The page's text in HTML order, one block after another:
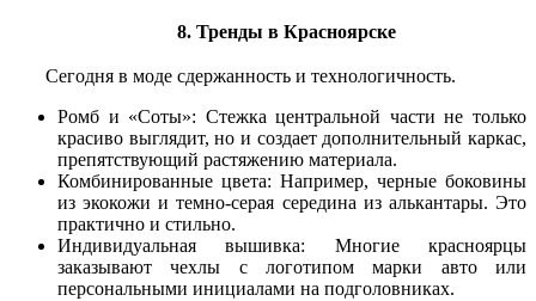
8. Тренды в Красноярске
Сегодня в моде сдержанность и технологичность.
Ромб и «Соты»: Стежка центральной части не только
красиво выглядит, но и создает дополнительный каркас,
препятствующий растяжению материала.
Комбинированные цвета: Например, черные боковины
из экокожи и темно-серая середина из алькантары. Это
практично и стильно.
Индивидуальная вышивка: Многие красноярцы
заказывают чехлы с логотипом марки авто или
персональными инициалами на подголовниках.